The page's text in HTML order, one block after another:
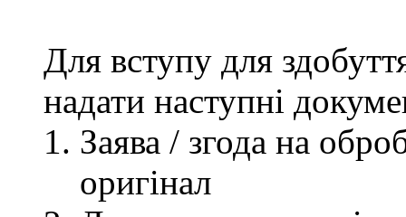
Для вступу для
надати наступні
Заява / згода на
оригінал